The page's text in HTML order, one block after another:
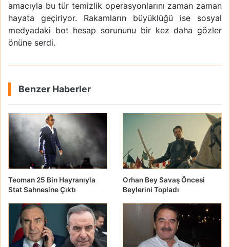
amacıyla bu tür temizlik operasyonlarını zaman zaman
hayata geçiriyor. Rakamların büyüklüğü ise sosyal
medyadaki bot hesap sorununu bir kez daha gözler
önüne serdi.
Benzer Haberler
Teoman 25 Bin Hayranıyla
Stat Sahnesine Çıktı
Orhan Bey Savaş Öncesi
Beylerini Topladı